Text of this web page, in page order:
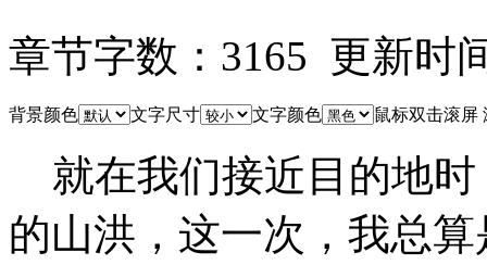
章节字数：3165 更新时
背景颜色 文字尺寸 文字颜色 鼠标双击滚屏
就在我们接近目的地时
的山洪，这一次，我总